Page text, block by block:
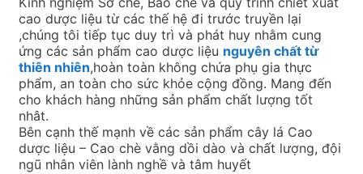
cao dược liệu từ các thế hệ đi trước truyền lại
,chúng tôi tiếp tục duy trì và phát huy nhằm cung
ứng các sản phẩm cao dược liệu nguyên chất từ
thiên nhiên,hoàn toàn không chứa phụ gia thực
phẩm, an toàn cho sức khỏe cộng đồng. Mang đến
cho khách hàng những sản phẩm chất lượng tốt
nhât.
Bên cạnh thế mạnh về các sản phẩm cây lá Cao
dược liệu – Cao chè vằng dồi dào và chất lượng, đội
ngũ nhân viên lành nghề và tâm huyết